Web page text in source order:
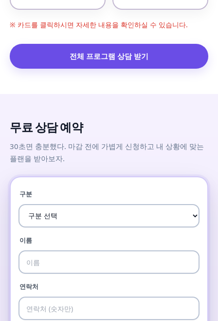
※ 카드를 클릭하시면 자세한 내용을 확인하실 수 있습니다.
전체 프로그램 상담 받기
무료 상담 예약
30초면 충분했다. 마감 전에 가볍게 신청하고 내 상황에 맞는
플랜을 받아보자.
구분
이름
연락처